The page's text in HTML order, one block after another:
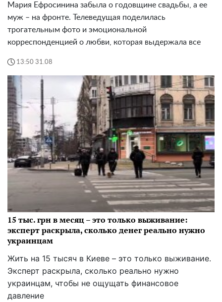
Мария Ефросинина забыла о годовщине свадьбы, а ее
муж – на фронте. Телеведущая поделилась
трогательным фото и эмоциональной
корреспонденцией о любви, которая выдержала все
13:50 31.08
15 тыс. грн в месяц – это только выживание:
эксперт раскрыла, сколько денег реально нужно
украинцам
Жить на 15 тысяч в Киеве – это только выживание.
Эксперт раскрыла, сколько реально нужно
украинцам, чтобы не ощущать финансовое
давление